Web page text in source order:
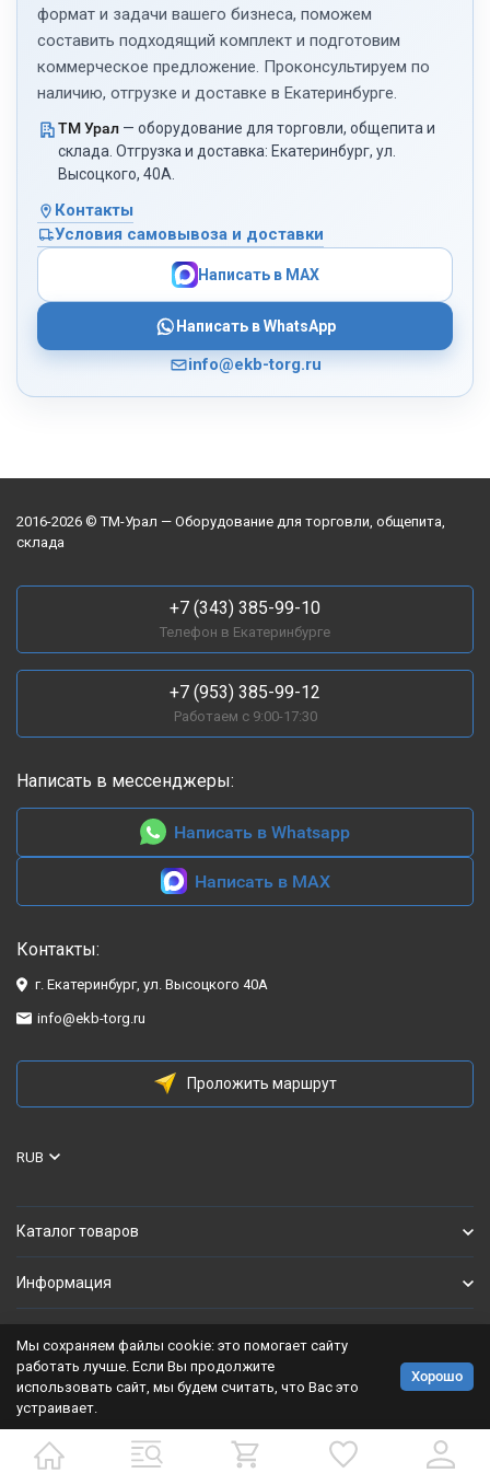
формат и задачи вашего бизнеса, поможем
составить подходящий комплект и подготовим
коммерческое предложение. Проконсультируем по
наличию, отгрузке и доставке в Екатеринбурге.
ТМ Урал — оборудование для торговли, общепита и
склада. Отгрузка и доставка: Екатеринбург, ул.
Высоцкого, 40А.
Контакты
Условия самовывоза и доставки
Написать в MAX
Написать в WhatsApp
info@ekb-torg.ru
2016-2026 © ТМ-Урал — Оборудование для торговли, общепита,
склада
+7 (343) 385-99-10
Телефон в Екатеринбурге
+7 (953) 385-99-12
Работаем с 9:00-17:30
Написать в мессенджеры:
Написать в Whatsapp
Написать в MAX
Контакты:
г. Екатеринбург, ул. Высоцкого 40А
info@ekb-torg.ru
Проложить маршрут
RUB
Каталог товаров
Информация
Политика персональных данных
Разработано вbodysite.ru
Мы сохраняем файлы cookie: это помогает сайту
работать лучше. Если Вы продолжите
использовать сайт, мы будем считать, что Вас это
устраивает.
Хорошо